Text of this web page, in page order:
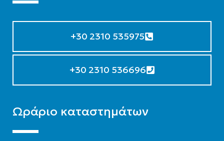
+30 2310 535975
+30 2310 536696
Ωράριο καταστημάτων